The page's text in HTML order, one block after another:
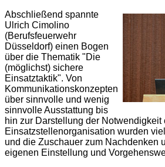
Abschließend spannte
Ulrich Cimolino
(Berufsfeuerwehr
Düsseldorf) einen Bogen
über die Thematik "Die
(möglichst) sichere
Einsatztaktik". Von
Kommunikationskonzepten
über sinnvolle und wenig
sinnvolle Ausstattung bis
hin zur Darstellung der Notwendigkeit
Einsatzstellenorganisation wurden
und die Zuschauer zum Nachdenken
eigenen Einstellung und